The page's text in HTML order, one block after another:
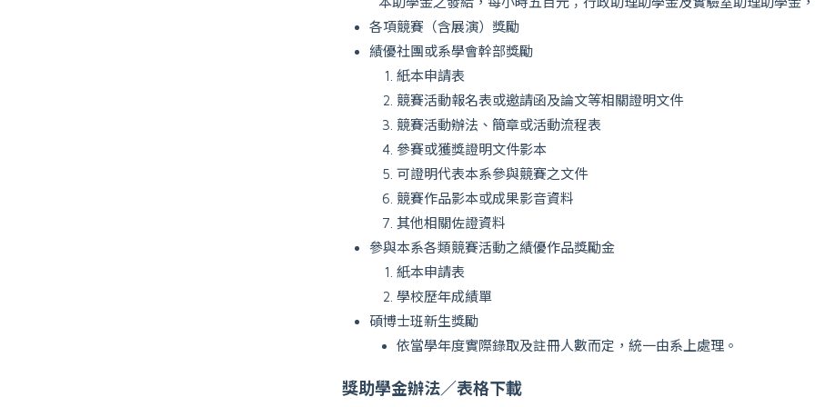
各項競賽（含展演）獎勵
績優社團或系學會幹部獎勵
紙本申請表
競賽活動報名表或邀請函及論文等相關證明文件
競賽活動辦法、簡章或活動流程表
參賽或獲獎證明文件影本
可證明代表本系參與競賽之文件
競賽作品影本或成果影音資料
其他相關佐證資料
參與本系各類競賽活動之績優作品獎勵金
紙本申請表
學校歷年成績單
碩博士班新生獎勵
依當學年度實際錄取及註冊人數而定，統一由系上處理。
獎助學金辦法／表格下載